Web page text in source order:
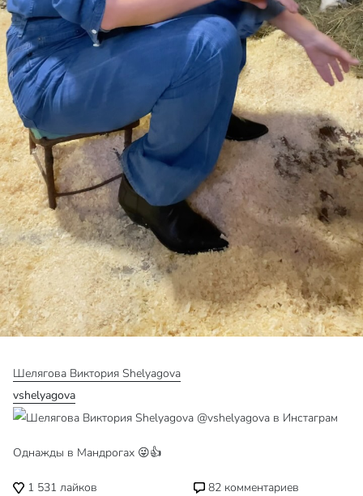
Шелягова Виктория Shelyagova
vshelyagova
Однажды в Мандрогах 😜👍
1 531 лайков 82 комментариев